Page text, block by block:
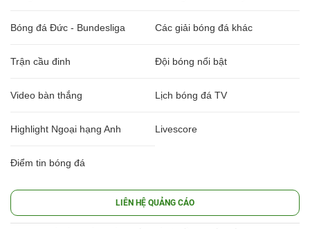
Bóng đá Đức - Bundesliga Các giải bóng đá khác
Trận cầu đinh Đội bóng nổi bật
Video bàn thắng Lịch bóng đá TV
Highlight Ngoại hạng Anh Livescore
Điểm tin bóng đá
LIÊN HỆ QUẢNG CÁO